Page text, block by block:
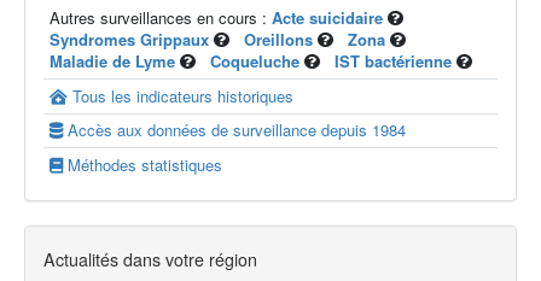
Autres surveillances en cours : Acte suicidaire
Syndromes Grippaux
Oreillons
Zona
Maladie de Lyme
Coqueluche
IST bactérienne
Tous les indicateurs historiques
Accès aux données de surveillance depuis 1984
Méthodes statistiques
Actualités dans votre région